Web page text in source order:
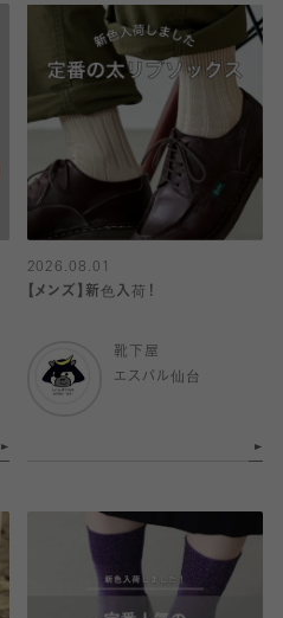
2026.08.01
【メンズ】新色入荷！
靴下屋
エスパル仙台